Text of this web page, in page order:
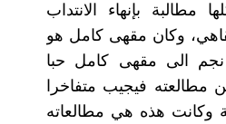
بإنهاء الانتداب
وكان مقهى كامل هو
نجم الى مقهى كامل حبا
مطالعته فيجيب متفاخرا
وكانت هذه هي مطالعاته